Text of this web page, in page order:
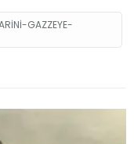
GAZZEYE-